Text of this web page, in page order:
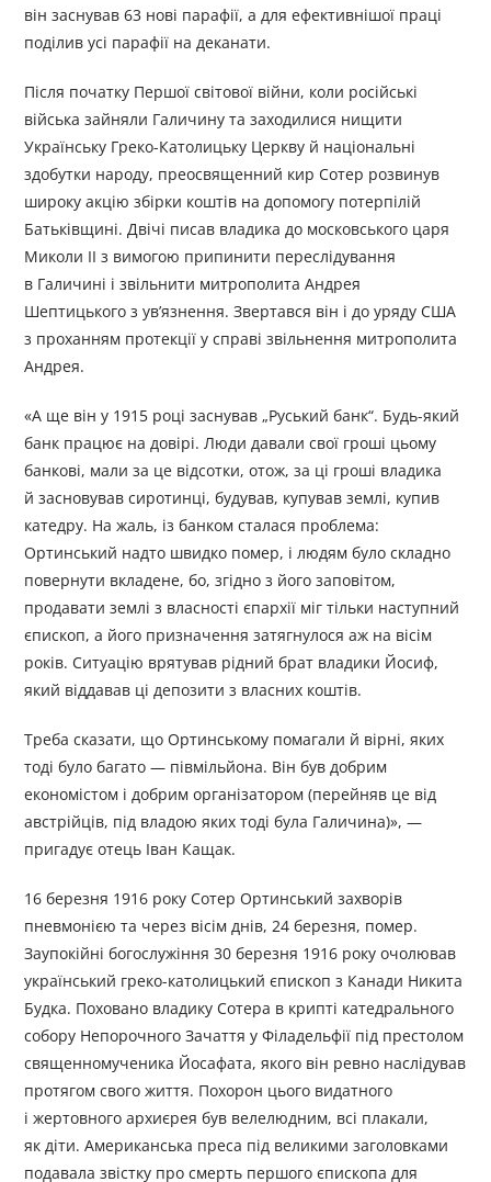
він заснував 63 нові парафії, а для ефективнішої праці
поділив усі парафії на деканати.
Після початку Першої світової війни, коли російські
війська зайняли Галичину та заходилися нищити
Українську Греко-Католицьку Церкву й національні
здобутки народу, преосвященний кир Сотер розвинув
широку акцію збірки коштів на допомогу потерпілій
Батьківщині. Двічі писав владика до московського царя
Миколи ІІ з вимогою припинити переслідування
в Галичині і звільнити митрополита Андрея
Шептицького з ув’язнення. Звертався він і до уряду США
з проханням протекції у справі звільнення митрополита
Андрея.
«А ще він у 1915 році заснував „Руський банк“. Будь-який
банк працює на довірі. Люди давали свої гроші цьому
банкові, мали за це відсотки, отож, за ці гроші владика
й засновував сиротинці, будував, купував землі, купив
катедру. На жаль, із банком сталася проблема:
Ортинський надто швидко помер, і людям було складно
повернути вкладене, бо, згідно з його заповітом,
продавати землі з власності єпархії міг тільки наступний
єпископ, а його призначення затягнулося аж на вісім
років. Ситуацію врятував рідний брат владики Йосиф,
який віддавав ці депозити з власних коштів.
Треба сказати, що Ортинському помагали й вірні, яких
тоді було багато — півмільйона. Він був добрим
економістом і добрим організатором (перейняв це від
австрійців, під владою яких тоді була Галичина)», —
пригадує отець Іван Кащак.
16 березня 1916 року Сотер Ортинський захворів
пневмонією та через вісім днів, 24 березня, помер.
Заупокійні богослужіння 30 березня 1916 року очолював
український греко-католицький єпископ з Канади Никита
Будка. Поховано владику Сотера в крипті катедрального
собору Непорочного Зачаття у Філадельфії під престолом
священномученика Йосафата, якого він ревно наслідував
протягом свого життя. Похорон цього видатного
і жертовного архиєрея був велелюдним, всі плакали,
як діти. Американська преса під великими заголовками
подавала звістку про смерть першого єпископа для